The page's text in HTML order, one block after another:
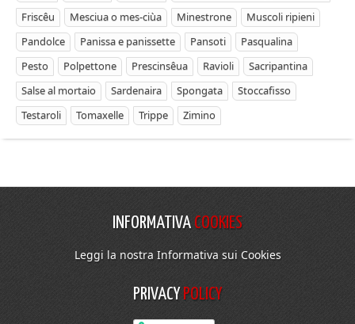
Friscêu
Mesciua o mes-ciùa Minestrone
Muscoli ripieni
Pandolce
Panissa e panissette Pansoti
Pasqualina
Pesto
Polpettone Prescinsêua Ravioli
Sacripantina
Salse al mortaio
Sardenaira Spongata
Stoccafisso
Testaroli
Tomaxelle Trippe Zimino
INFORMATIVA COOKIES
Leggi la nostra Informativa sui Cookies
PRIVACY POLICY